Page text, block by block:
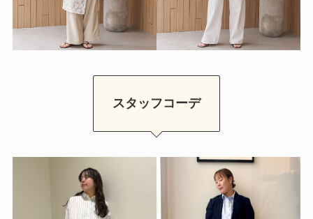
スタッフコーデ